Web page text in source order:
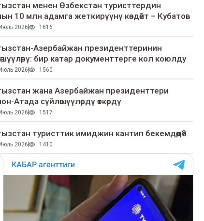
менен Өзбекстан туристтердин
10 млн адамга жеткирүүнү көздөйт – Кубатов
2026 1616
Азербайжан президенттеринин
бир катар документтерге кол коюлду
2026 1560
жана Азербайжан президенттери
Атада сүйлөшүүлөрдү өткөрдү
2026 1517
туристтик имиджин кантип бекемдөөдө?
2026 1410